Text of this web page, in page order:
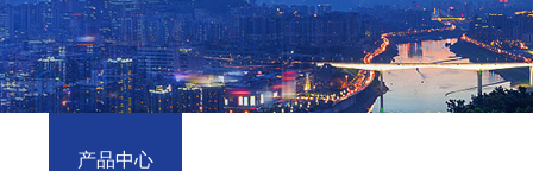
产品中心